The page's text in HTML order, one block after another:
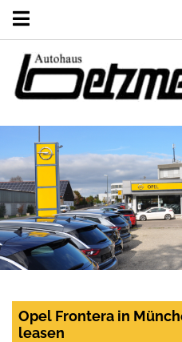
Opel Frontera in
leasen